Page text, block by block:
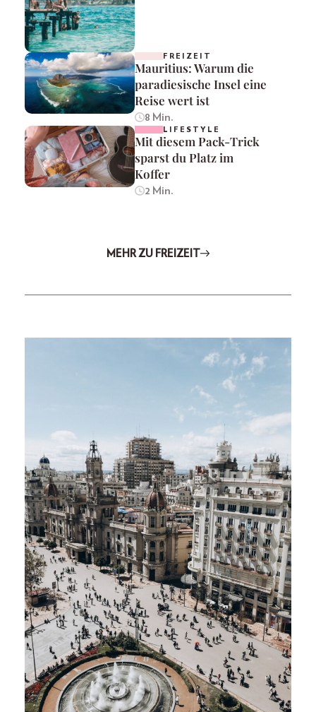
FREIZEIT
Mauritius: Warum die
paradiesische Insel eine
Reise wert ist
8 Min.
LIFESTYLE
Mit diesem Pack-Trick
sparst du Platz im
Koffer
2 Min.
MEHR ZU FREIZEIT